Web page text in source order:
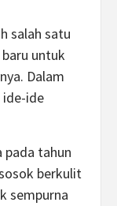
salah satu
untuk
Dalam
ide-ide
pada tahun
berkulit
sempurna